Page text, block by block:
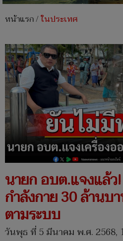
หน้าแรก/ในประเทศ
นายก อบต.แจงแล้ว
กำลังกาย 30 ล้านบ
ตามระบบ
วันพุธ ที่ 5 มีนาคม พ.ศ. 2568,